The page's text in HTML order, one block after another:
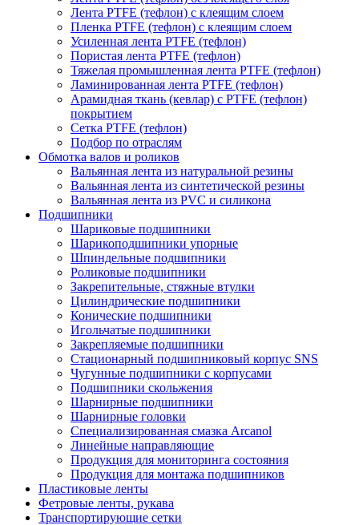
Лента PTFE (тефлон) с клеящим слоем
Пленка PTFE (тефлон) с клеящим слоем
Усиленная лента PTFE (тефлон)
Пористая лента PTFE (тефлон)
Тяжелая промышленная лента PTFE (тефлон)
Ламинированная лента PTFE (тефлон)
Арамидная ткань (кевлар) с PTFE (тефлон)
покрытием
Сетка PTFE (тефлон)
Подбор по отраслям
Обмотка валов и роликов
Вальянная лента из натуральной резины
Вальянная лента из синтетической резины
Вальянная лента из PVC и силикона
Подшипники
Шариковые подшипники
Шарикоподшипники упорные
Шпиндельные подшипники
Роликовые подшипники
Закрепительные, стяжные втулки
Цилиндрические подшипники
Конические подшипники
Игольчатые подшипники
Закрепляемые подшипники
Стационарный подшипниковый корпус SNS
Чугунные подшипники с корпусами
Подшипники скольжения
Шарнирные подшипники
Шарнирные головки
Специализированная смазка Arcanol
Линейные направляющие
Продукция для мониторинга состояния
Продукция для монтажа подшипников
Пластиковые ленты
Фетровые ленты, рукава
Транспортирующие сетки